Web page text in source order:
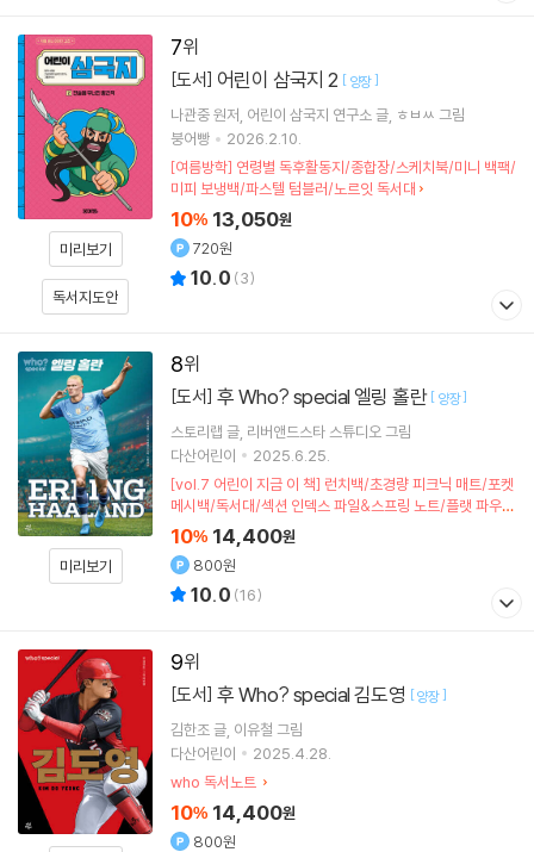
7
미리보기
독서지도안
[도서] 어린이 삼국지 2 [ 양장]
나관중원저 어린이 삼국지 연구소글 ㅎㅂㅆ 그림
붕어빵
2026.2.10.
[여름방학] 연령별 독후활동지/종합장/스케치북/미니 백팩/
미피 보냉백/파스텔 텀블러/노르잇 독서대
10% 13,050원
720원
10.0 (3)
8
미리보기
[도서] 후 Who? special 엘링 홀란 [ 양장]
스토리랩 글 리버앤드스타 스튜디오 그림
다산어린이
2025.6.25.
[vol.7 어린이 지금 이 책] 런치백/초경량 피크닉 매트/포켓
메시백/독서대/섹션 인덱스 파일&스프링 노트/플랫 파우치
(포인트차감)
10% 14,400원
800원
10.0 (16)
9
[도서] 후 Who? special 김도영 [양장]
김한조 글 이유철 그림
다산어린이
2025.4.28.
who 독서노트
10% 14,400원
800원